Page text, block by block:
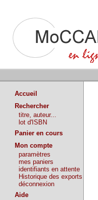
Accueil
Rechercher
titre, auteur...
lot d'ISBN
Panier en cours
Mon compte
paramètres
mes paniers
identifiants en attente
Historique des exports
déconnexion
Aide